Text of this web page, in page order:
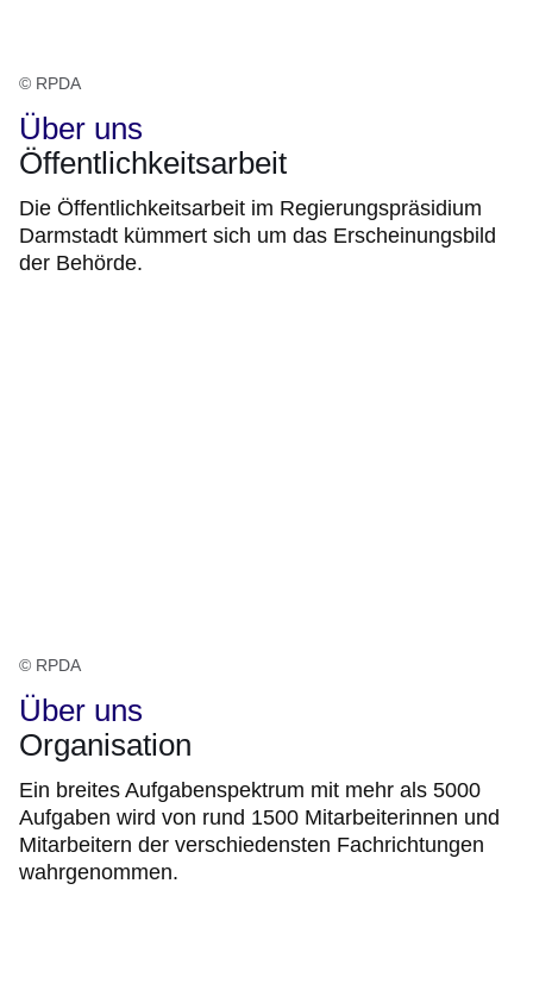
© RPDA
Über uns
Öffentlichkeitsarbeit
Die Öffentlichkeitsarbeit im Regierungspräsidium
Darmstadt kümmert sich um das Erscheinungsbild
der Behörde.
© RPDA
Über uns
Organisation
Ein breites Aufgabenspektrum mit mehr als 5000
Aufgaben wird von rund 1500 Mitarbeiterinnen und
Mitarbeitern der verschiedensten Fachrichtungen
wahrgenommen.